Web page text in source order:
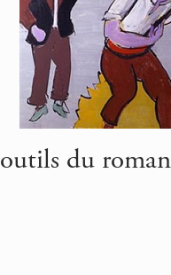
outils du